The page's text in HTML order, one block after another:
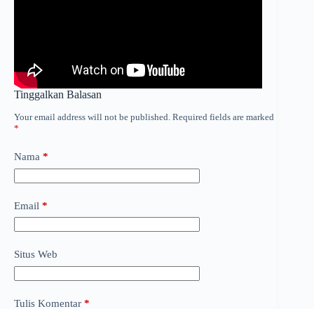
Tinggalkan Balasan
Your email address will not be published. Required fields are marked
*
Nama *
Email *
Situs Web
Tulis Komentar *